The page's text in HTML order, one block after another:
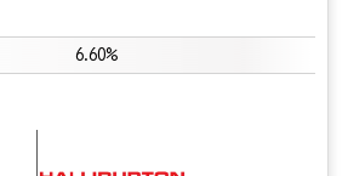
6.60%